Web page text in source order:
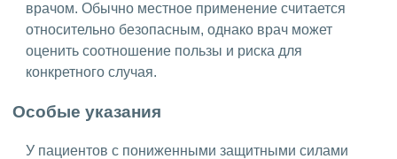
врачом. Обычно местное применение считается
относительно безопасным, однако врач может
оценить соотношение пользы и риска для
конкретного случая.
Особые указания
У пациентов с пониженными защитными силами